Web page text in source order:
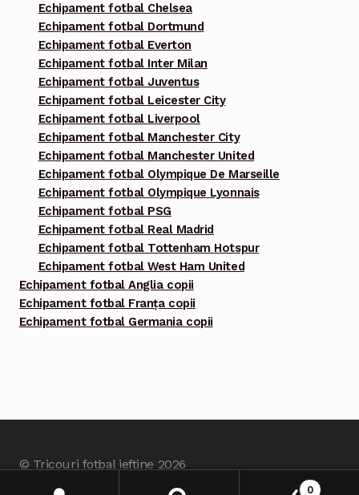
Echipament fotbal Chelsea
Echipament fotbal Dortmund
Echipament fotbal Everton
Echipament fotbal Inter Milan
Echipament fotbal Juventus
Echipament fotbal Leicester City
Echipament fotbal Liverpool
Echipament fotbal Manchester City
Echipament fotbal Manchester United
Echipament fotbal Olympique De Marseille
Echipament fotbal Olympique Lyonnais
Echipament fotbal PSG
Echipament fotbal Real Madrid
Echipament fotbal Tottenham Hotspur
Echipament fotbal West Ham United
Echipament fotbal Anglia copii
Echipament fotbal Franța copii
Echipament fotbal Germania copii
© Tricouri fotbal ieftine 2026
0